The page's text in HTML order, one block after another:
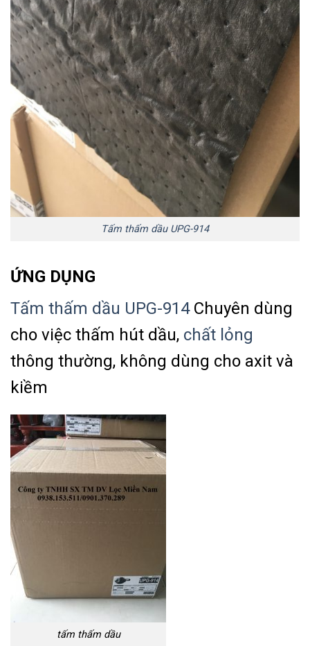
Tấm thấm dầu UPG-914
ỨNG DỤNG
Tấm thấm dầu UPG-914Chuyên dùng
cho việc thấm hút dầu, chất lỏng
thông thường, không dùng cho axit và
kiềm
tấm thấm dầu